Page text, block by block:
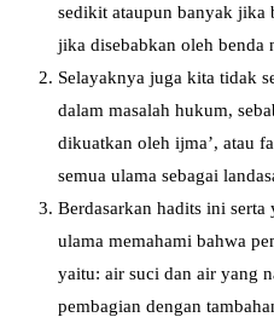
sedikit ataupun banyak jika
jika disebabkan oleh benda
Selayaknya juga kita tidak
dalam masalah hukum,
dikuatkan oleh ijma’, atau
semua ulama sebagai
Berdasarkan hadits ini serta
ulama memahami bahwa
yaitu: air suci dan air yang
pembagian dengan